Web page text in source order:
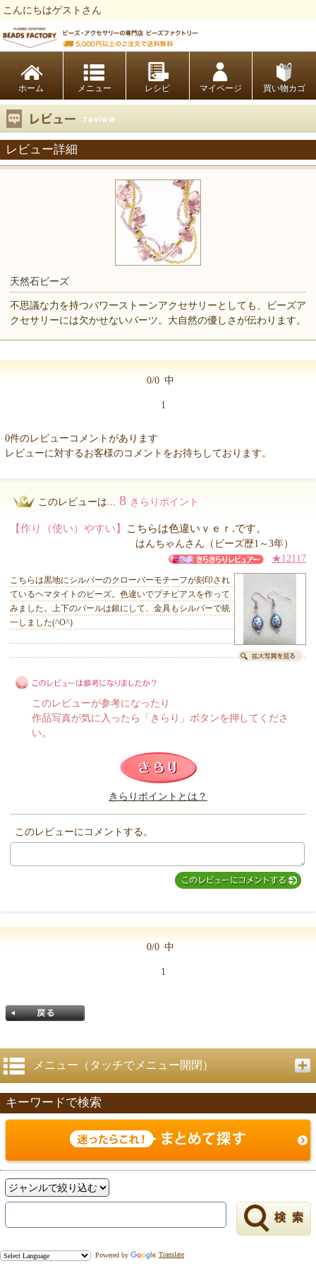
こんにちはゲストさん
ホーム レシピ マイページ 買い物カゴ
レビュー詳細
天然石ビーズ
不思議な力を持つパワーストーンアクセサリーとしても、ビーズア
クセサリーには欠かせないパーツ。大自然の優しさが伝わります。
0/0 中
1
0件のレビューコメントがあります
レビューに対するお客様のコメントをお待ちしております。
このレビューは... 8 きらりポイント
【作り（使い）やすい】 こちらは色違いｖｅｒ.です。
はんちゃんさん（ビーズ歴1～3年）
★12117
こちらは黒地にシルバーのクローバーモチーフが刻印され
ているヘマタイトのビーズ。色違いでプチピアスを作って
みました。上下のパールは銀にして、金具もシルバーで統
一しました(^O^)
このレビューは参考になりましたか？
このレビューが参考になったり
作品写真が気に入ったら「きらり」ボタンを押してくださ
い。
きらりポイントとは？
このレビューにコメントする。
0/0 中
1
戻る
メニュー（タッチでメニュー開閉）
キーワードで検索
Powered by Translate